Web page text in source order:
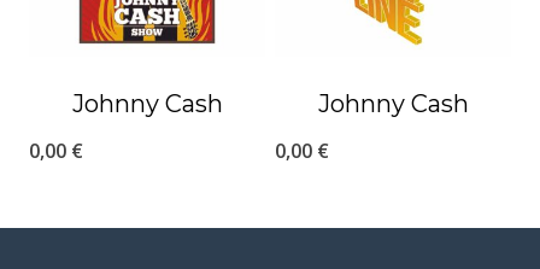
Johnny Cash
0,00 €
Johnny Cash
0,00 €